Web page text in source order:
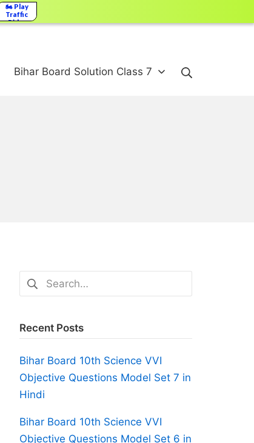
🏍️ Play
Traffic
Rider
Bihar Board Solution Class 7
Search
for:
Recent Posts
Bihar Board 10th Science VVI
Objective Questions Model Set 7 in
Hindi
Bihar Board 10th Science VVI
Objective Questions Model Set 6 in